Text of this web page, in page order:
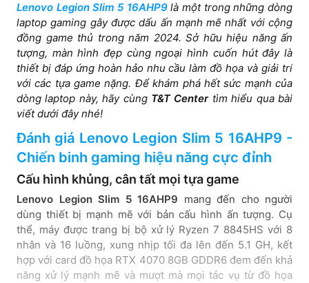
140W AI TOPs: 233
TOPs
Màn hình
16" WQXGA
(2560x1600) IPS,
350nits, Anti-glare, 100%
sRGB, 165Hz, Dolby®
Vision®, G-SYNC®, Free-
Sync Premium, Low Blue
Calibration
16 inch (2560x1600)
OLED 500nits Glossy,
100% DCI-P3, 165Hz,
DisplayHDR™ True Black
1000, Dolby Vision®, G-
High Gaming
Performance, Flicker Free
Lenovo Legion Slim 5 16AHP9 là một trong những dòng
laptop gaming gây được dấu ấn mạnh mẽ nhất với cộng
đồng game thủ trong năm 2024. Sở hữu hiệu năng ấn
tượng, màn hình đẹp cùng ngoại hình cuốn hút đây là
thiết bị đáp ứng hoàn hảo nhu cầu làm đồ họa và giải trí
với các tựa game nặng. Để khám phá hết sức mạnh của
dòng laptop này, hãy cùng T&T Centertìm hiểu qua bài
viết dưới đây nhé!
Đánh giá Lenovo Legion Slim 5 16AHP9 -
Chiến binh gaming hiệu năng cực đỉnh
Cấu hình khủng, cân tất mọi tựa game
Lenovo Legion Slim 5 16AHP9 mang đến cho người
dùng thiết bị mạnh mẽ với bản cấu hình ấn tượng. Cụ
thể, máy được trang bị bộ xử lý Ryzen 7 8845HS với 8
nhân và 16 luồng, xung nhịp tối đa lên đến 5.1 GH, kết
hợp với card đồ họa RTX 4070 8GB GDDR6 đem đến khả
năng xử lý mạnh mẽ và mượt mà mọi tác vụ từ đồ họa